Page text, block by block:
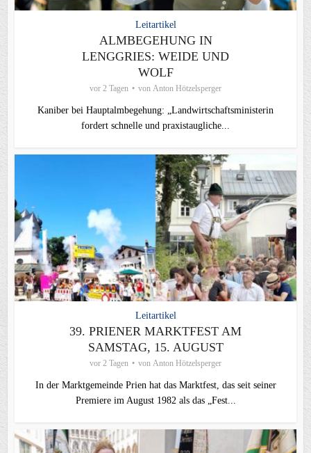
Leitartikel
ALMBEGEHUNG IN
LENGGRIES: WEIDE UND
WOLF
vor 2 Tagen von Anton Hötzelsperger
Kaniber bei Hauptalmbegehung: „Landwirtschaftsministerin
fordert schnelle und praxistaugliche...
Leitartikel
39. PRIENER MARKTFEST AM
SAMSTAG, 15. AUGUST
vor 2 Tagen von Anton Hötzelsperger
In der Marktgemeinde Prien hat das Marktfest, das seit seiner
Premiere im August 1982 als das „Fest...